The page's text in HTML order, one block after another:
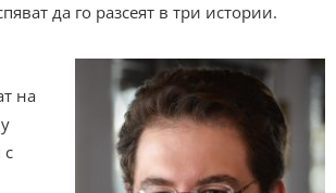
да го разсеят в три истории.
на
с